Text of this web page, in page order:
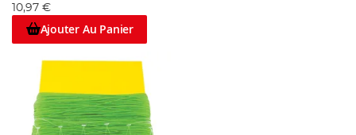
10,97 €
Ajouter Au Panier